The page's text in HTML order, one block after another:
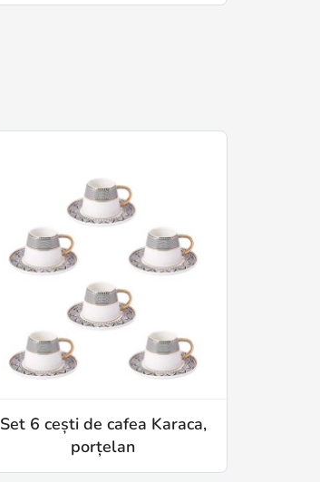
Set 6 cești de cafea Karaca,
porțelan